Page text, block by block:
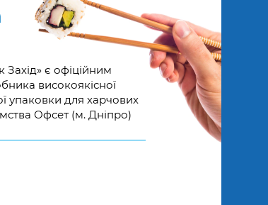
є офіційним
високоякісної
упаковки для харчових
Офсет (м. Дніпро)